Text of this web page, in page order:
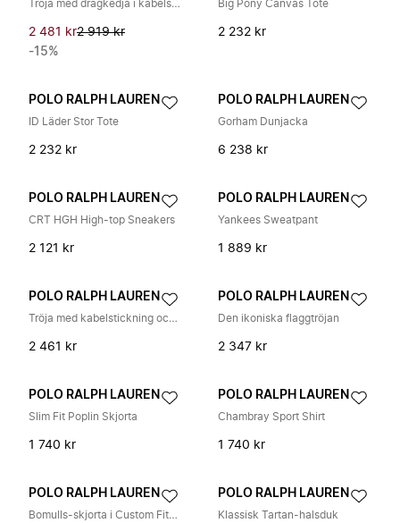
Tröja med dragkedja i kabelstickning
2 481 kr2 919 kr
-15%
Big Pony Canvas Tote
2 232 kr
POLO RALPH LAUREN
ID Läder Stor Tote
2 232 kr
POLO RALPH LAUREN
Gorham Dunjacka
6 238 kr
POLO RALPH LAUREN
CRT HGH High-top Sneakers
2 121 kr
POLO RALPH LAUREN
Yankees Sweatpant
1 889 kr
POLO RALPH LAUREN
Tröja med kabelstickning och rund hals
2 461 kr
POLO RALPH LAUREN
Den ikoniska flaggtröjan
2 347 kr
POLO RALPH LAUREN
Slim Fit Poplin Skjorta
1 740 kr
POLO RALPH LAUREN
Chambray Sport Shirt
1 740 kr
POLO RALPH LAUREN
Bomulls-skjorta i Custom Fit-modell
POLO RALPH LAUREN
Klassisk Tartan-halsduk